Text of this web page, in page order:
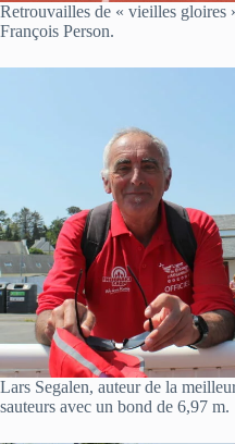
Retrouvailles de « vieilles gloires
François Person.
Lars Segalen, auteur de la
sauteurs avec un bond de 6,97 m.